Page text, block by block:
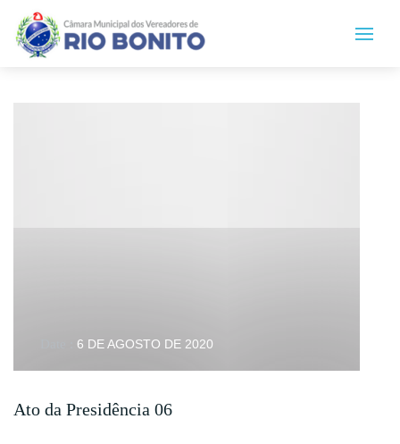
6 DE AGOSTO DE 2020
Ato da Presidência 06